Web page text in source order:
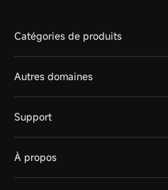
Catégories de produits
Autres domaines
Support
À propos